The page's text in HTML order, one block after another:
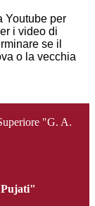
Youtube per
i video di
se il
o la vecchia
"G. A.
Pujati"